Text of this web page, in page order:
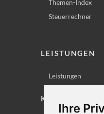
Ihre
Themen-Index
Steuerrechner
LEISTUNGEN
Leistungen
KONTAKT